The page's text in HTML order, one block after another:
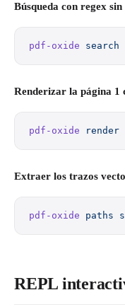
Búsqueda con regex
pdf-oxide search
Renderizar la página 1
pdf-oxide render
Extraer los trazos
pdf-oxide paths
REPL